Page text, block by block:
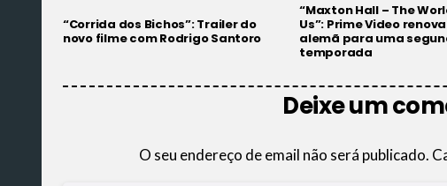
“Corrida dos Bichos”: Trailer do
novo filme com Rodrigo Santoro
“Maxton Hall – The
Us”: Prime Video
alemã para uma
temporada
Deixe um
O seu endereço de email não será publicado.